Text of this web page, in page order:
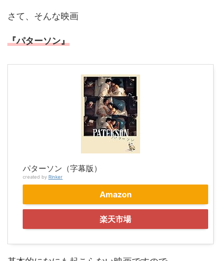
さて、そんな映画
『パターソン』
パターソン（字幕版）
created by Rinker
Amazon
楽天市場